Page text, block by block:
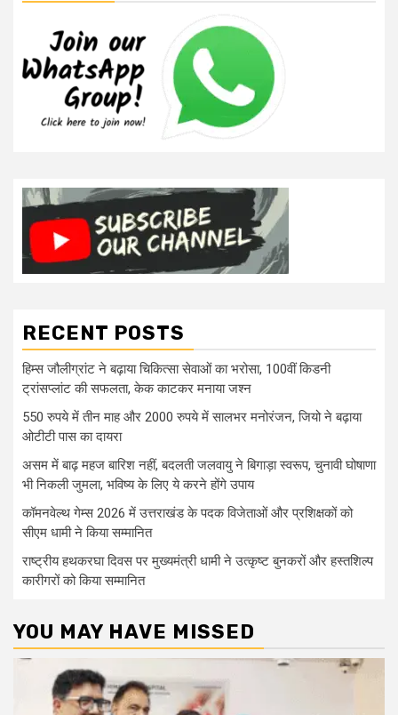
RECENT POSTS
हिम्स जौलीग्रांट ने बढ़ाया चिकित्सा सेवाओं का भरोसा, 100वीं किडनी
ट्रांसप्लांट की सफलता, केक काटकर मनाया जश्न
550 रुपये में तीन माह और 2000 रुपये में सालभर मनोरंजन, जियो ने बढ़ाया
ओटीटी पास का दायरा
असम में बाढ़ महज बारिश नहीं, बदलती जलवायु ने बिगाड़ा स्वरूप, चुनावी घोषाणा
भी निकली जुमला, भविष्य के लिए ये करने होंगे उपाय
कॉमनवेल्थ गेम्स 2026 में उत्तराखंड के पदक विजेताओं और प्रशिक्षकों को
सीएम धामी ने किया सम्मानित
राष्ट्रीय हथकरघा दिवस पर मुख्यमंत्री धामी ने उत्कृष्ट बुनकरों और हस्तशिल्प
कारीगरों को किया सम्मानित
YOU MAY HAVE MISSED